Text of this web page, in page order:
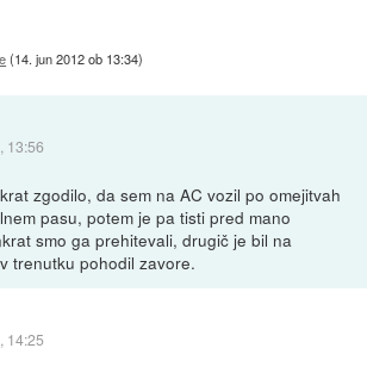
(14. jun 2012 ob 13:34)
13:56
zgodilo, da sem na AC vozil po omejitvah
pasu, potem je pa tisti pred mano
smo ga prehitevali, drugič je bil na
trenutku pohodil zavore.
14:25